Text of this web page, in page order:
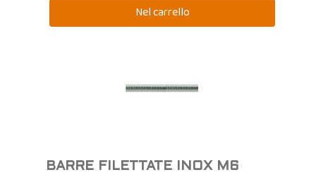
BARRE FILETTATE INOX M6